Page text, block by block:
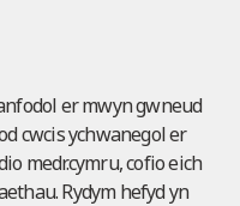
er mwyn gwneud
cwcis ychwanegol er
medr.cymru, cofio eich
Rydym hefyd yn